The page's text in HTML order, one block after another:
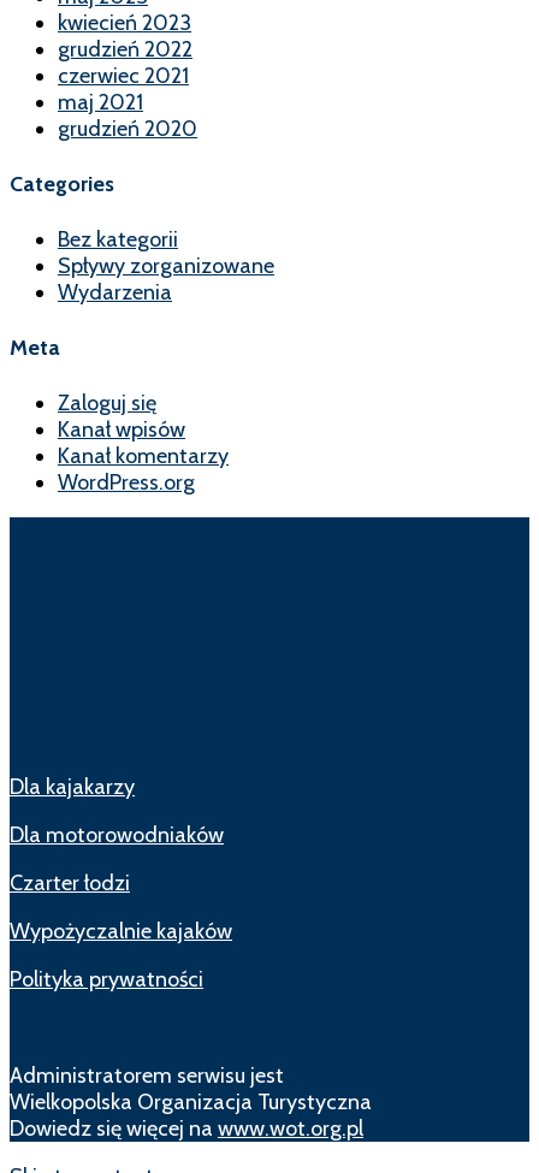
kwiecień 2023
grudzień 2022
czerwiec 2021
maj 2021
grudzień 2020
Categories
Bez kategorii
Spływy zorganizowane
Wydarzenia
Meta
Zaloguj się
Kanał wpisów
Kanał komentarzy
WordPress.org
Dla kajakarzy
Dla motorowodniaków
Czarter łodzi
Wypożyczalnie kajaków
Polityka prywatności
Administratorem serwisu jest
Wielkopolska Organizacja Turystyczna
Dowiedz się więcej na www.wot.org.pl